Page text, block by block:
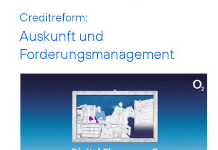
Creditreform:
Auskunft und
Forderungsmanagement